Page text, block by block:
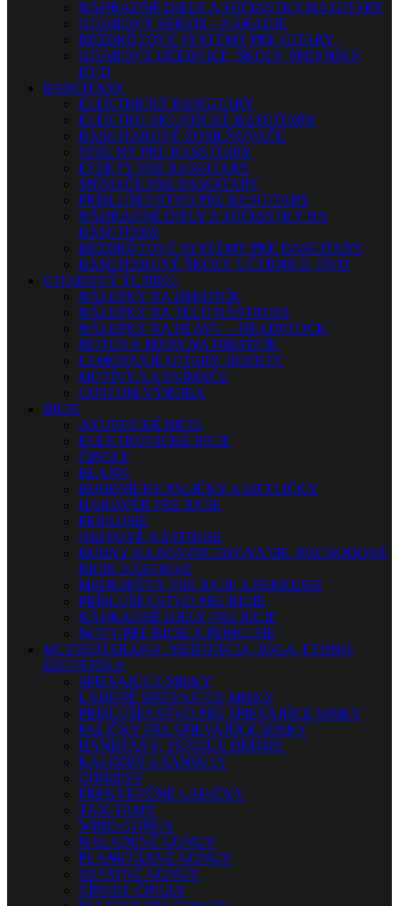
NÁHRADNÉ DIELY A SÚČIASTKY NA GITARY
GITAROVÝ SERVIS – NÁRADIE
BEZDRÔTOVÉ SYSTÉMY PRE GITARY
GITAROVÉ UČEBNICE, ŠKOLY, SPEVNÍKY,
DVD
BASGITARY
ELEKTRICKÉ BASGITARY
ELEKTRO AKUSTICKÉ BASGITARY
BASGITAROVÉ ZOSILŇOVAČE
STRUNY PRE BASGITARY
EFEKTY PRE BASGITARY
SNÍMAČE PRE BASGITARY
PRÍSLUŠENSTVO PRE BASGITARY
NÁHRADNÉ DIELY A SÚČIASTKY NA
BASGITARY
BEZDRÔTOVÉ SYSTÉMY PRE BASGITARY
BASGITAROVÉ ŠKOLY, UČEBNICE, DVD
GITAROVÝ TUNING
NÁLEPKY NA HMATNÍK
NÁLEPKY NA TELO NÁSTROJA
NÁLEPKY NA HLAVU – HEADSTOCK
NOTOVÁ MAPA NA HMATNÍK
LEMOVANIE GITARY, ROZETY
MOTÍVY NA SNÍMAČE
CUSTOM VÝROBA
BICIE
AKUSTICKÉ BICIE
ELEKTRONICKÉ BICIE
ČINELY
BLANY
BUBENÍCKE PALIČKY A METLIČKY
HARDVÉR PRE BICIE
PERKUSIE
ORFFOVÉ NÁSTROJE
BUBNY NA POVZBUDZOVANIE, POCHODOVÉ
BICIE NÁSTROJE
MIKROFÓNY PRE BICIE A PERKUSIE
PRÍSLUŠENSTVO PRE BICIE
NÁHRADNÉ DIELY PRE BICIE
NOTY PRE BICIE A PERKUSIE
MUZIKOTERAPIA, MEDITÁCIA, JOGA, ETHNO,
EZOTERIKA
SPIEVAJÚCE MISKY
LADENÉ SPIEVAJÚCE MISKY
PRISLUŠENSTVO PRE SPIEVAJÚCE MISKY
PALIČKY PRE SPIEVAJÚCE MISKY
HANDPANY, TONGUE DRUMY
KALIMBY A SANSULY
CHIMESY
FREKVENČNÉ LADIČKY
TAM-TAMY
WIND GONGY
NALADENÉ GONGY
PLANETÁRNE GONGY
OSTATNÉ GONGY
ČÍNSKE ČINELY